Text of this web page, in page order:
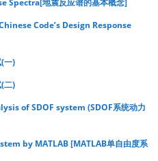
Spectra[地震反应谱的基本概念]
Code’s Design Response
一)
二)
of SDOF system (SDOF系统动力
by MATLAB [MATLAB单自由度系